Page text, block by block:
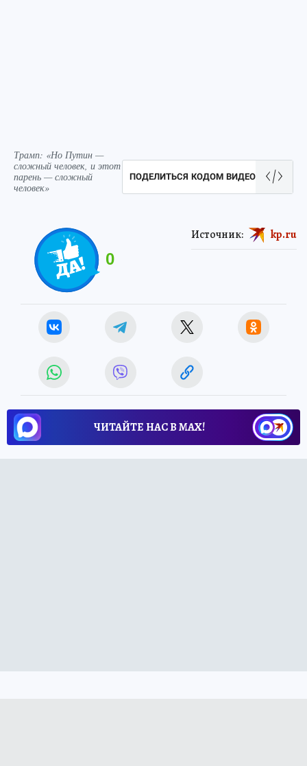
Трамп: «Но Путин —
сложный человек, и этот
парень — сложный
человек»
ПОДЕЛИТЬСЯ КОДОМ ВИДЕО
0
Источник: kp.ru
ЧИТАЙТЕ НАС В МАХ!